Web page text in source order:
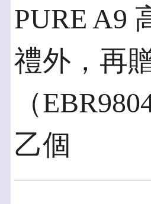
PURE A9
禮外，再
（
乙個